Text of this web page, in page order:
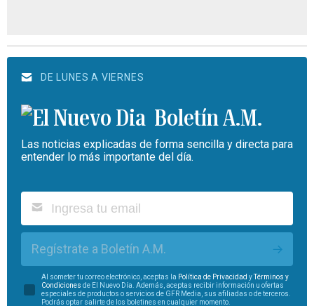
DE LUNES A VIERNES
Boletín A.M.
Las noticias explicadas de forma sencilla y directa para
entender lo más importante del día.
Regístrate a Boletín A.M.
Al someter tu correo electrónico, aceptas la Política de Privacidad y
Términos y
Condiciones de El Nuevo Día. Además, aceptas recibir información u ofertas
especiales de productos o servicios de GFR Media, sus afiliadas o de terceros.
Podrás optar salirte de los boletines en cualquier momento.